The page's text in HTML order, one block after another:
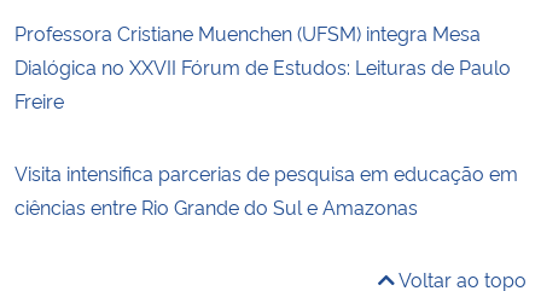
Professora Cristiane Muenchen (UFSM) integra Mesa
Dialógica no XXVII Fórum de Estudos: Leituras de Paulo
Freire
Visita intensifica parcerias de pesquisa em educação em
ciências entre Rio Grande do Sul e Amazonas
Voltar ao topo